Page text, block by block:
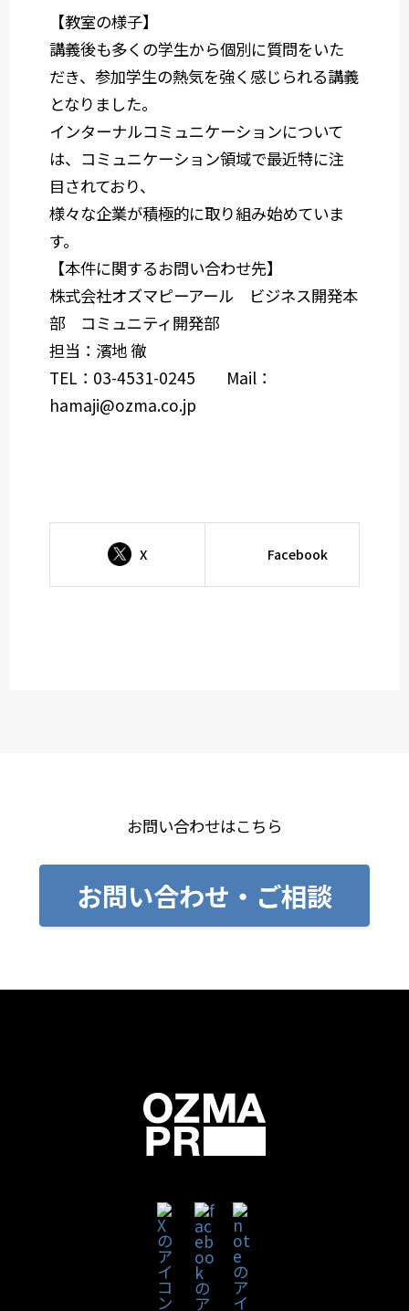
【教室の様子】
講義後も多くの学生から個別に質問をいた
だき、参加学生の熱気を強く感じられる講義
となりました。
インターナルコミュニケーションについて
は、コミュニケーション領域で最近特に注
目されており、
様々な企業が積極的に取り組み始めていま
す。
【本件に関するお問い合わせ先】
株式会社オズマピーアール ビジネス開発本
部 コミュニティ開発部
担当：濱地 徹
TEL：03-4531-0245 Mail：
hamaji@ozma.co.jp
X Facebook
お問い合わせはこちら
お問い合わせ・ご相談